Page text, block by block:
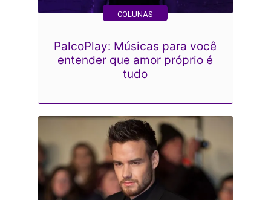
COLUNAS
PalcoPlay: Músicas para você
entender que amor próprio é
tudo